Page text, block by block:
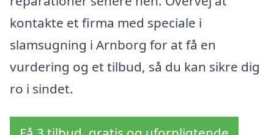
kontakte et firma med speciale i
slamsugning i Arnborg for at få en
vurdering og et tilbud, så du kan sikre dig
ro i sindet.